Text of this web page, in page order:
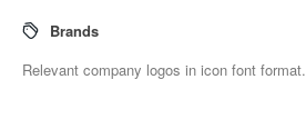
Brands
Relevant company logos in icon font format.